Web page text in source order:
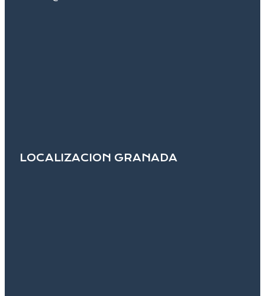
LOCALIZACION GRANADA